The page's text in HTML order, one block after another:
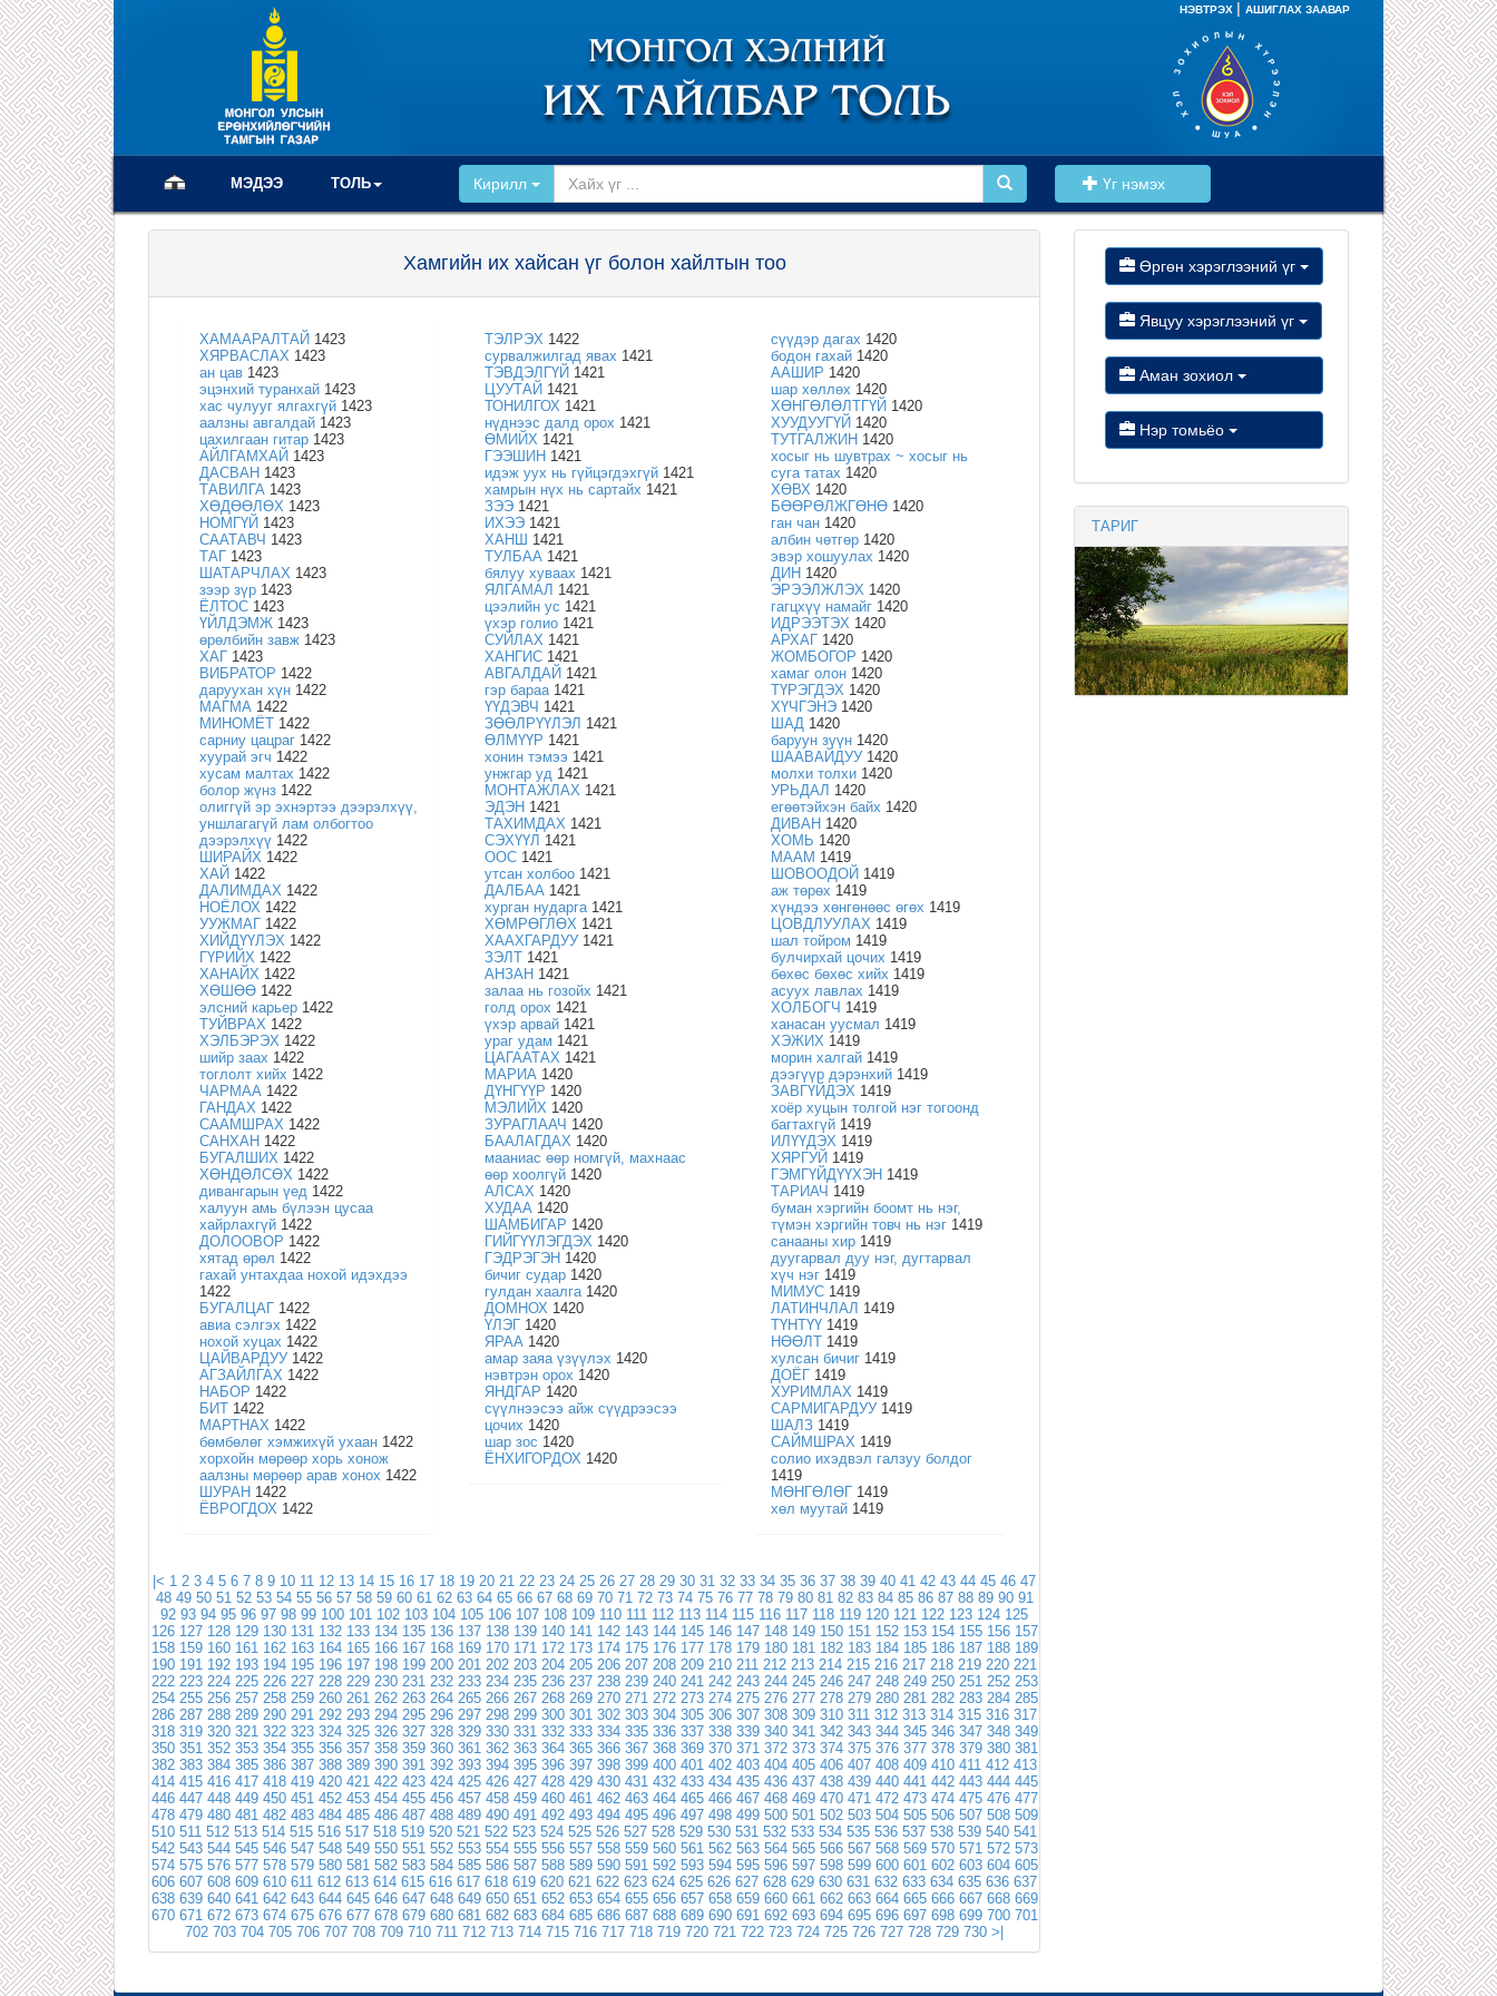
НЭВТРЭХ АШИГЛАХ ЗААВАР
(current)МЭДЭЭ ТОЛЬ Кирилл Үг нэмэх
Хамгийн их хайсан үг болон хайлтын тоо
ХАМААРАЛТАЙ 1423
ХЯРВАСЛАХ 1423
ан цав 1423
эцэнхий туранхай 1423
хас чулууг ялгахгүй 1423
аалзны авгалдай 1423
цахилгаан гитар 1423
АЙЛГАМХАЙ 1423
ДАСВАН 1423
ТАВИЛГА 1423
ХӨДӨӨЛӨХ 1423
НОМГҮЙ 1423
СААТАВЧ 1423
ТАГ 1423
ШАТАРЧЛАХ 1423
зээр зүр 1423
ЁЛТОС 1423
ҮЙЛДЭМЖ 1423
өрөлбийн завж 1423
ХАГ 1423
ВИБРАТОР 1422
даруухан хүн 1422
МАГМА 1422
МИНОМЁТ 1422
сарниу цацраг 1422
хуурай эгч 1422
хусам малтах 1422
болор жүнз 1422
олиггүй эр эхнэртээ дээрэлхүү,
уншлагагүй лам олбогтоо
дээрэлхүү 1422
ШИРАЙХ 1422
ХАЙ 1422
ДАЛИМДАХ 1422
НОЁЛОХ 1422
УУЖМАГ 1422
ХИЙДҮҮЛЭХ 1422
ГҮРИЙХ 1422
ХАНАЙХ 1422
ХӨШӨӨ 1422
элсний карьер 1422
ТУЙВРАХ 1422
ХЭЛБЭРЭХ 1422
шийр заах 1422
тоглолт хийх 1422
ЧАРМАА 1422
ГАНДАХ 1422
СААМШРАХ 1422
САНХАН 1422
БУГАЛШИХ 1422
ХӨНДӨЛСӨХ 1422
дивангарын үед 1422
халуун амь бүлээн цусаа
хайрлахгүй 1422
ДОЛООВОР 1422
хятад өрөл 1422
гахай унтахдаа нохой идэхдээ
1422
БУГАЛЦАГ 1422
авиа сэлгэх 1422
нохой хуцах 1422
ЦАЙВАРДУУ 1422
АГЗАЙЛГАХ 1422
НАБОР 1422
БИТ 1422
МАРТНАХ 1422
бөмбөлөг хэмжихүй ухаан 1422
хорхойн мөрөөр хорь хонож
аалзны мөрөөр арав хонох 1422
ШУРАН 1422
ЁВРОГДОХ 1422
ТЭЛРЭХ 1422
сурвалжилгад явах 1421
ТЭВДЭЛГҮЙ 1421
ЦУУТАЙ 1421
ТОНИЛГОХ 1421
нүднээс далд орох 1421
ӨМИЙХ 1421
ГЭЭШИН 1421
идэж уух нь гүйцэгдэхгүй 1421
хамрын нүх нь сартайх 1421
ЗЭЭ 1421
ИХЭЭ 1421
ХАНШ 1421
ТУЛБАА 1421
бялуу хуваах 1421
ЯЛГАМАЛ 1421
цээлийн ус 1421
үхэр голио 1421
СУЙЛАХ 1421
ХАНГИС 1421
АВГАЛДАЙ 1421
гэр бараа1421
ҮҮДЭВЧ 1421
ЗӨӨЛРҮҮЛЭЛ 1421
ӨЛМҮҮР 1421
хонин тэмээ 1421
унжгар уд 1421
МОНТАЖЛАХ 1421
ЭДЭН 1421
ТАХИМДАХ 1421
СЭХҮҮЛ 1421
ООС 1421
утсан холбоо 1421
ДАЛБАА 1421
хурган нударга1421
ХӨМРӨГЛӨХ 1421
ХААХГАРДУУ 1421
ЗЭЛТ 1421
АНЗАН 1421
залаа нь гозойх 1421
голд орох 1421
үхэр арвай 1421
ураг удам 1421
ЦАГААТАХ 1421
МАРИА 1420
ДҮНГҮҮР 1420
МЭЛИЙХ 1420
ЗУРАГЛААЧ 1420
БААЛАГДАХ 1420
мааниас өөр номгүй, махнаас
өөр хоолгүй 1420
АЛСАХ 1420
ХУДАА 1420
ШАМБИГАР 1420
ГИЙГҮҮЛЭГДЭХ 1420
ГЭДРЭГЭН 1420
бичиг судар 1420
гулдан хаалга1420
ДОМНОХ 1420
ҮЛЭГ 1420
ЯРАА 1420
амар заяа үзүүлэх 1420
нэвтрэн орох 1420
ЯНДГАР 1420
сүүлнээсээ айж сүүдрээсээ
цочих 1420
шар зос 1420
ЁНХИГОРДОХ 1420
сүүдэр дагах 1420
бодон гахай1420
ААШИР 1420
шар хөллөх 1420
ХӨНГӨЛӨЛТГҮЙ 1420
ХУУДУУГҮЙ 1420
ТУТГАЛЖИН 1420
хосыг нь шувтрах ~ хосыг нь
суга татах 1420
ХӨВХ 1420
БӨӨРӨЛЖГӨНӨ1420
ган чан1420
албин чөтгөр1420
эвэр хошуулах 1420
ДИН 1420
ЭРЭЭЛЖЛЭХ 1420
гагцхүү намайг1420
ИДРЭЭТЭХ 1420
АРХАГ1420
ЖОМБОГОР 1420
хамаг олон1420
ТҮРЭГДЭХ 1420
ХҮЧГЭНЭ1420
ШАД1420
баруун зүүн1420
ШААВАЙДУУ1420
молхи толхи1420
УРЬДАЛ 1420
егөөтэйхэн байх 1420
ДИВАН 1420
ХОМЬ 1420
МААМ 1419
ШОВООДОЙ 1419
аж төрөх 1419
хүндээ хөнгөнөөс өгөх 1419
ЦОВДЛУУЛАХ 1419
шал тойром 1419
булчирхай цочих 1419
бөхөс бөхөс хийх 1419
асуух лавлах 1419
ХОЛБОГЧ 1419
ханасан уусмал 1419
ХЭЖИХ 1419
морин халгай1419
дээгүүр дэрэнхий1419
ЗАВГҮЙДЭХ 1419
хоёр хуцын толгой нэг тогоонд
багтахгүй1419
ИЛҮҮДЭХ 1419
ХЯРГУЙ 1419
ГЭМГҮЙДҮҮХЭН 1419
ТАРИАЧ 1419
буман хэргийн боомт нь нэг,
түмэн хэргийн товч нь нэг1419
санааны хир1419
дуугарвал дуу нэг, дугтарвал
хүч нэг1419
МИМУС1419
ЛАТИНЧЛАЛ 1419
ТҮНТҮҮ1419
НӨӨЛТ1419
хулсан бичиг1419
ДОЁГ1419
ХУРИМЛАХ 1419
САРМИГАРДУУ1419
ШАЛЗ1419
САЙМШРАХ 1419
солио ихэдвэл галзуу болдог
1419
МӨНГӨЛӨГ1419
хөл муутай1419
|< 1 2 3 4 5 6 7 8 9 10 11 12 13 14 15 16 17 18 19 20 21 22 23 24 25 26 27 28 29 30 31 32 33 34 35 36 37 38 39 40 41 42 43 44 45 46 47
48 49 50 51 52 53 54 55 56 57 58 59 60 61 62 63 64 65 66 67 68 69 70 71 72 73 74 75 76 77 78 79 80 81 82 83 84 85 86 87 88 89 90 91
92 93 94 95 96 97 98 99 100 101 102 103 104 105 106 107 108 109 110 111 112 113 114 115 116 117 118 119 120 121 122 123 124 125
126 127 128 129 130 131 132 133 134 135 136 137 138 139 140 141 142 143 144 145 146 147 148 149 150 151 152 153 154 155 156 157
158 159 160 161 162 163 164 165 166 167 168 169 170 171 172 173 174 175 176 177 178 179 180 181 182 183 184 185 186 187 188 189
190 191 192 193 194 195 196 197 198 199 200 201 202 203 204 205 206 207 208 209 210 211 212 213 214 215 216 217 218 219 220 221
222 223 224 225 226 227 228 229 230 231 232 233 234 235 236 237 238 239 240 241 242 243 244 245 246 247 248 249 250 251 252 253
254 255 256 257 258 259 260 261 262 263 264 265 266 267 268 269 270 271 272 273 274 275 276 277 278 279 280 281 282 283 284 285
286 287 288 289 290 291 292 293 294 295 296 297 298 299 300 301 302 303 304 305 306 307 308 309 310 311 312 313 314 315 316 317
318 319 320 321 322 323 324 325 326 327 328 329 330 331 332 333 334 335 336 337 338 339 340 341 342 343 344 345 346 347 348 349
350 351 352 353 354 355 356 357 358 359 360 361 362 363 364 365 366 367 368 369 370 371 372 373 374 375 376 377 378 379 380 381
382 383 384 385 386 387 388 389 390 391 392 393 394 395 396 397 398 399 400 401 402 403 404 405 406 407 408 409 410 411 412 413
414 415 416 417 418 419 420 421 422 423 424 425 426 427 428 429 430 431 432 433 434 435 436 437 438 439 440 441 442 443 444 445
446 447 448 449 450 451 452 453 454 455 456 457 458 459 460 461 462 463 464 465 466 467 468 469 470 471 472 473 474 475 476 477
478 479 480 481 482 483 484 485 486 487 488 489 490 491 492 493 494 495 496 497 498 499 500 501 502 503 504 505 506 507 508 509
510 511 512 513 514 515 516 517 518 519 520 521 522 523 524 525 526 527 528 529 530 531 532 533 534 535 536 537 538 539 540 541
542 543 544 545 546 547 548 549 550 551 552 553 554 555 556 557 558 559 560 561 562 563 564 565 566 567 568 569 570 571 572 573
574 575 576 577 578 579 580 581 582 583 584 585 586 587 588 589 590 591 592 593 594 595 596 597 598 599 600 601 602 603 604 605
606 607 608 609 610 611 612 613 614 615 616 617 618 619 620 621 622 623 624 625 626 627 628 629 630 631 632 633 634 635 636 637
638 639 640 641 642 643 644 645 646 647 648 649 650 651 652 653 654 655 656 657 658 659 660 661 662 663 664 665 666 667 668 669
670 671 672 673 674 675 676 677 678 679 680 681 682 683 684 685 686 687 688 689 690 691 692 693 694 695 696 697 698 699 700 701
702 703 704 705 706 707 708 709 710 711 712 713 714 715 716 717 718 719 720 721 722 723 724 725 726 727 728 729 730 >|
Өргөн хэрэглээний үг
Явцуу хэрэглээний үг
Аман зохиол
Нэр томьёо
ТАРИГ